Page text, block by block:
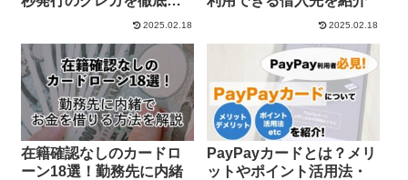
2025.02.18 2025.02.18
在籍確認なしのカードロ
ーン18選！勤務先に内緒
PayPayカードとは？メリ
ットやポイント活用法・